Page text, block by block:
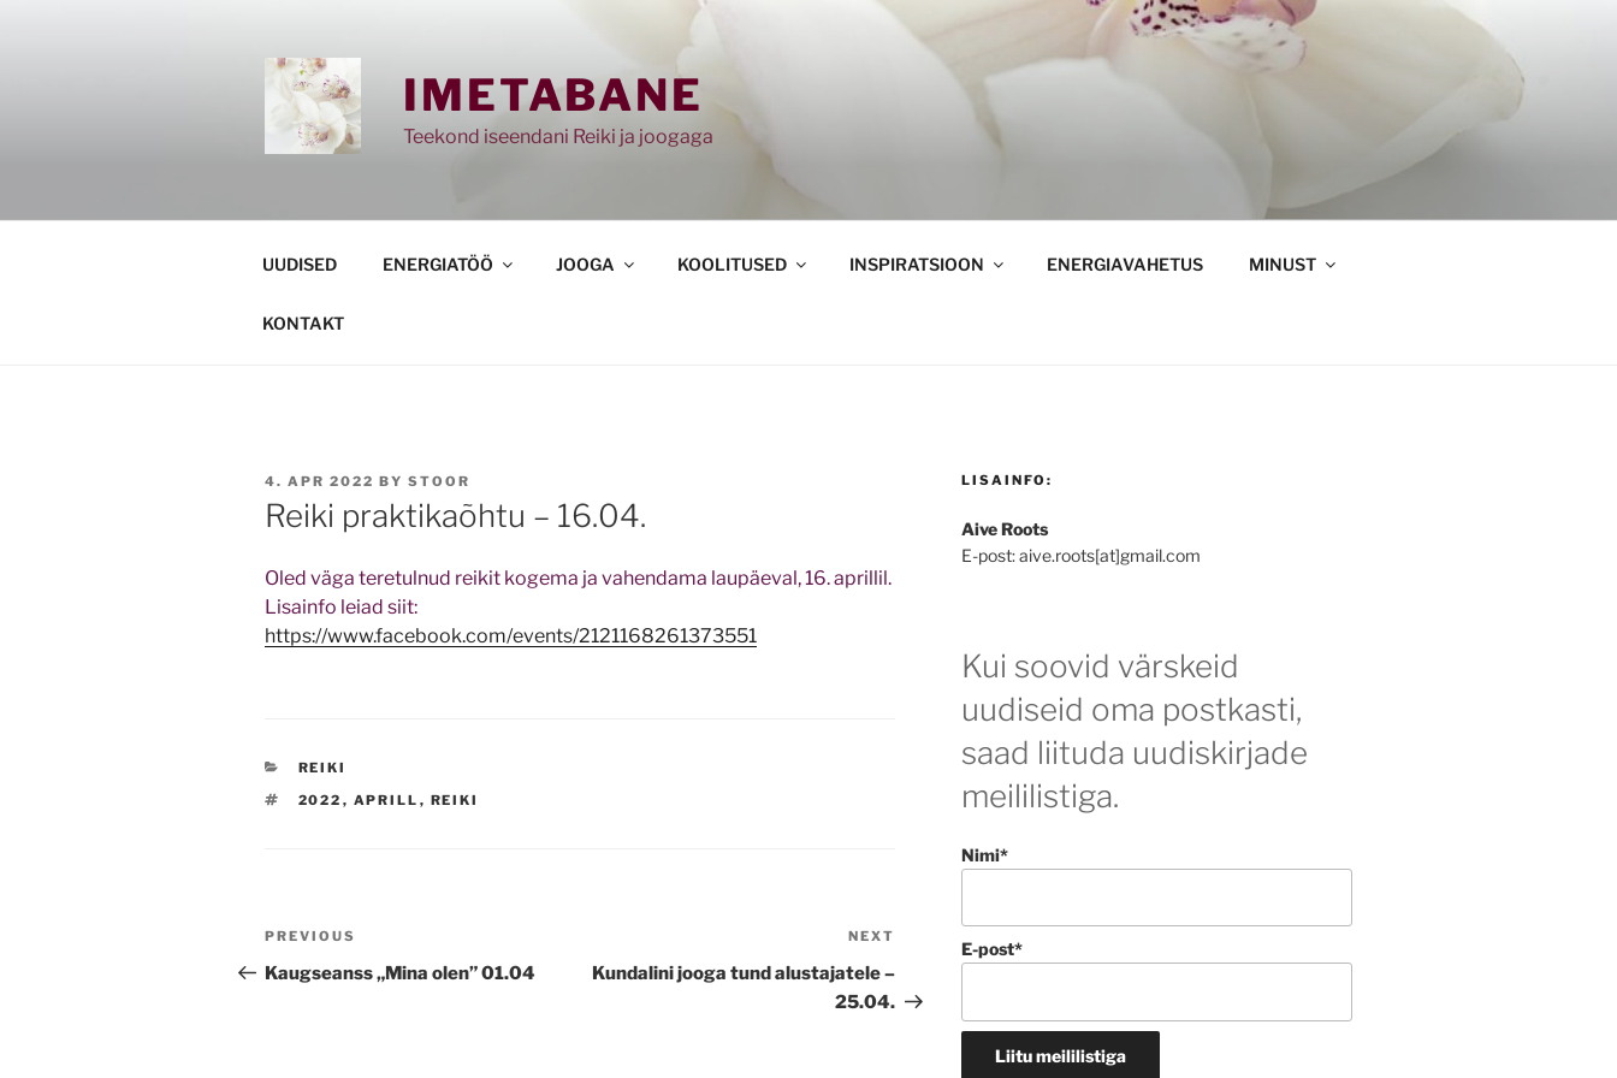
IMETABANE
Teekond iseendani Reiki ja joogaga
UUDISED ENERGIATÖÖ JOOGA KOOLITUSED INSPIRATSIOON ENERGIAVAHETUS MINUST
KONTAKT
POSTED
ON
4. APR 2022 BY STOOR
Reiki praktikaõhtu – 16.04.
Oled väga teretulnud reikit kogema ja vahendama laupäeval, 16. aprillil.
Lisainfo leiad siit:
https://www.facebook.com/events/2121168261373551
CATEGORIES
REIKI
TAGS
2022 , APRILL , REIKI
Navigeerimine
Previous
Post
PREVIOUS
Kaugseanss „Mina olen” 01.04
Post
NEXT
Kundalini jooga tund alustajatele –
25.04.
LISAINFO:
Aive Roots
E-post: aive.roots[at]gmail.com
Kui soovid värskeid
uudiseid oma postkasti,
saad liituda uudiskirjade
meililistiga.
Nimi*
E-post*